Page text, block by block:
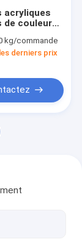
acryliques
de couleur
1,8 mm à
kg/commande
derniers prix